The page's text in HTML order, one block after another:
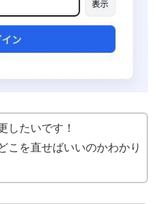
したいです！
こを直せばいいのかわかり